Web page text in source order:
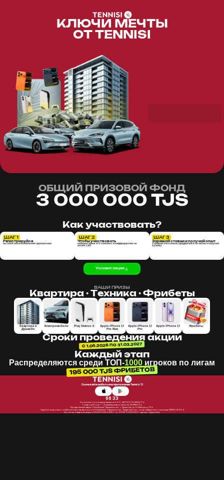
КЛЮЧИ МЕЧТЫ
ОТ TENNISI
ОБЩИЙ ПРИЗОВОЙ ФОНД
3 000 000 TJS
Как участвовать?
ШАГ 1
Регистрируйся
на сайте или в мобильном приложении
ШАГ 2
Чтобы участвовать
набери ставок от 1 сомони с коэффициентом не
менее 1,85
ШАГ 3
Заряжай ставки и получай опыт
Собирай очки опыта, продвигайся по лигам и получай
купоны
Условия акции
ВАШИ ПРИЗЫ
Квартира · Техника · Фрибеты
Квартира в
Душанбе
Электромобили Play Station 5
Apple iPhone 17
Pro Max
Apple iPhone 17
Pro
Apple iPhone 17 Фрибеты
Сроки проведения акции
С 1.05.2026 ПО 31.03.2027
Каждый этап
Распределяются среди ТОП-1000 игроков по лигам
195 000 TJS ФРИБЕТОВ
Скачивайте мобильное приложение Tennisi.TJ
66 33
Организатором акции является ООО «ИРСОЛ ТЕНИСИ ТЧ».
Товарный знак — «Букмекерская компания TENNISI.TJ».
Юридический адрес: Республика Таджикистан, г. Душанбе, ул. Н. Махсум, д. 71/2.
Зарегистрировано в Министерстве финансов Республики Таджикистан, свидетельство на проведение розыгрыша: №BM-001/24
Сроки проведения акции с 00:00 01.05.2026 г. по 23:59 31.03.2027 г. (время г. Душанбе).